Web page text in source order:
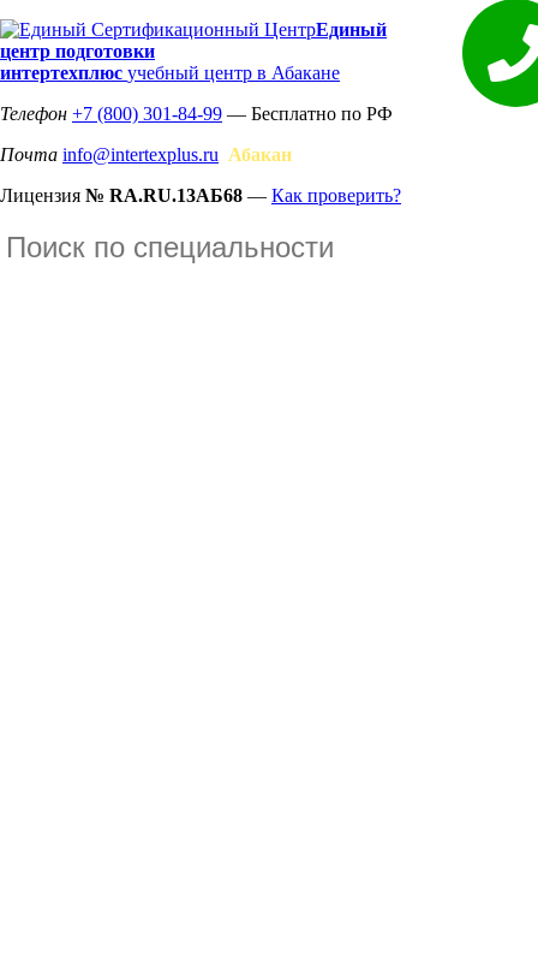
Единый
центр подготовки
интертехплюс учебный центр в Абакане
Телефон +7 (800) 301-84-99 — Бесплатно по РФ
Почта info@intertexplus.ru Абакан
Лицензия № RA.RU.13АБ68 — Как проверить?